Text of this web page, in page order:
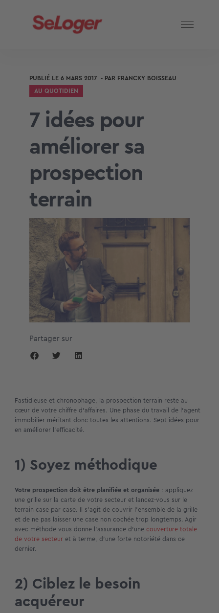
PUBLIÉ LE 6 MARS 2017 - PAR FRANCKY BOISSEAU
AU QUOTIDIEN
7 idées pour
améliorer sa
prospection
terrain
Partager sur
Fastidieuse et chronophage, la prospection terrain reste au
cœur de votre chiffre d’affaires. Une phase du travail de l’agent
immobilier méritant donc toutes les attentions. Sept idées pour
en améliorer l’efficacité.
1) Soyez méthodique
Votre prospection doit être planifiée et organisée : appliquez
une grille sur la carte de votre secteur et lancez-vous sur le
terrain case par case. Il s’agit de couvrir l’ensemble de la grille
et de ne pas laisser une case non cochée trop longtemps. Agir
avec méthode vous donne l’assurance d’une couverture totale
de votre secteur et à terme, d’une forte notoriété dans ce
dernier.
2) Ciblez le besoin
acquéreur